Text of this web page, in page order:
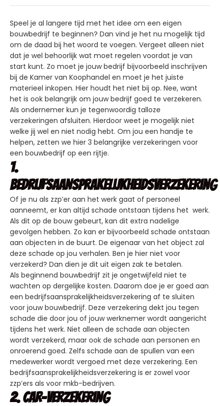
Speel je al langere tijd met het idee om een eigen
bouwbedrijf te beginnen? Dan vind je het nu mogelijk tijd
om de daad bij het woord te voegen. Vergeet alleen niet
dat je wel behoorlijk wat moet regelen voordat je van
start kunt. Zo moet je jouw bedrijf bijvoorbeeld inschrijven
bij de Kamer van Koophandel en moet je het juiste
materieel inkopen. Hier houdt het niet bij op. Nee, want
het is ook belangrijk om jouw bedrijf goed te verzekeren.
Als ondernemer kun je tegenwoordig talloze
verzekeringen afsluiten. Hierdoor weet je mogelijk niet
welke jij wel en niet nodig hebt. Om jou een handje te
helpen, zetten we hier 3 belangrijke verzekeringen voor
een bouwbedrijf op een rijtje.
1.
Bedrijfsaansprakelijkheidsverzekering
Of je nu als zzp’er aan het werk gaat of personeel
aanneemt, er kan altijd schade ontstaan tijdens het werk.
Als dit op de bouw gebeurt, kan dit extra nadelige
gevolgen hebben. Zo kan er bijvoorbeeld schade ontstaan
aan objecten in de buurt. De eigenaar van het object zal
deze schade op jou verhalen. Ben je hier niet voor
verzekerd? Dan dien je dit uit eigen zak te betalen.
Als beginnend bouwbedrijf zit je ongetwijfeld niet te
wachten op dergelijke kosten. Daarom doe je er goed aan
een bedrijfsaansprakelijkheidsverzekering af te sluiten
voor jouw bouwbedrijf. Deze verzekering dekt jou tegen
schade die door jou of jouw werknemer wordt aangericht
tijdens het werk. Niet alleen de schade aan objecten
wordt verzekerd, maar ook de schade aan personen en
onroerend goed. Zelfs schade aan de spullen van een
medewerker wordt vergoed met deze verzekering. Een
bedrijfsaansprakelijkheidsverzekering is er zowel voor
zzp’ers als voor mkb-bedrijven.
2. CAR-verzekering